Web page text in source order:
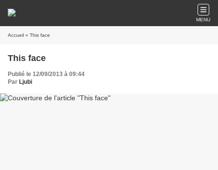
MENU
Accueil » This face
This face
Publié le 12/09/2013 à 09:44
Par Ljubi